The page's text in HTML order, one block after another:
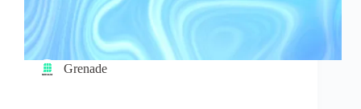
Grenade